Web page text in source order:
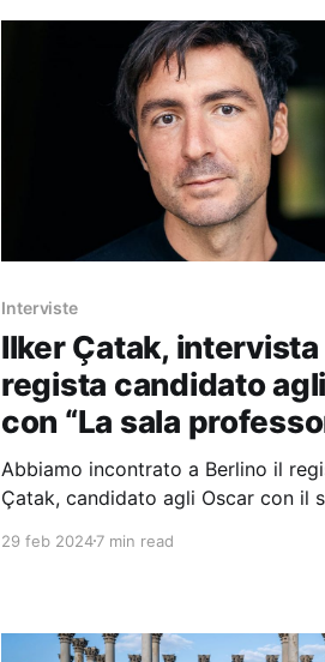
Interviste
Ilker Çatak, intervista
regista candidato
con “La sala
Abbiamo incontrato a Berlino il
Çatak, candidato agli Oscar con il
29 feb 20247 min read